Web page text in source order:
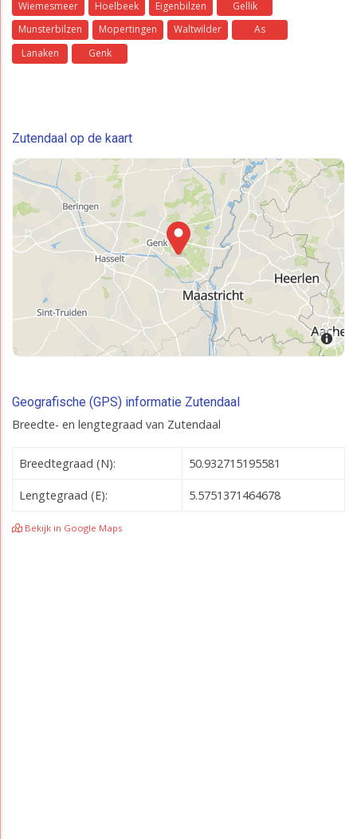
Wiemesmeer Hoelbeek Eigenbilzen
Gellik
Munsterbilzen
Mopertingen Waltwilder
As
Lanaken
Genk
Zutendaal op de kaart
Geografische (GPS) informatie Zutendaal
Breedte- en lengtegraad van Zutendaal
Breedtegraad (N): 50.932715195581
Lengtegraad (E): 5.5751371464678
Bekijk in Google Maps